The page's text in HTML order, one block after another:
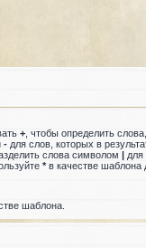
+ , чтобы определить
- для слов, которых в
слова символом | для
*в качестве шаблона
шаблона.